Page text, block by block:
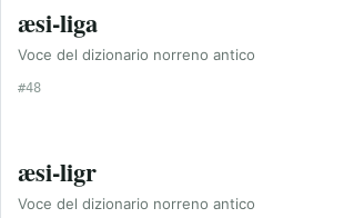
æsi-liga
Voce del dizionario norreno antico
#48
æsi-ligr
Voce del dizionario norreno antico